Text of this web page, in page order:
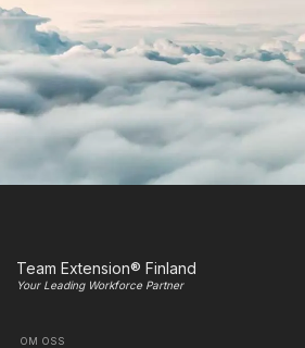
Team Extension® Finland
Your Leading Workforce Partner
OM OSS